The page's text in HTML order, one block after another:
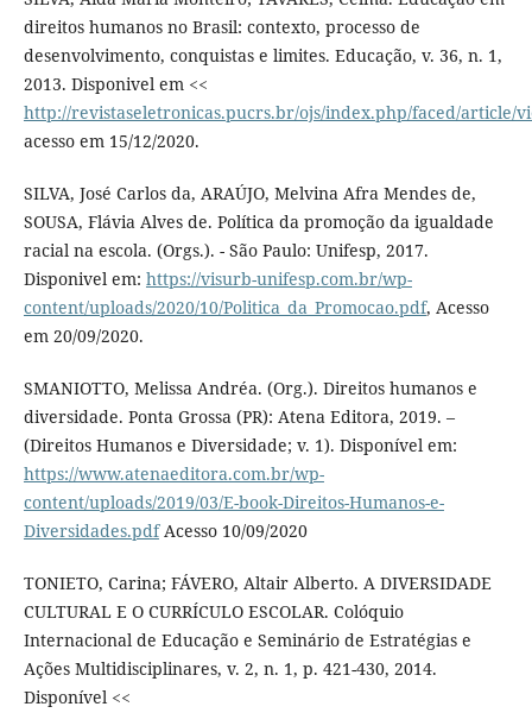
direitos humanos no Brasil: contexto, processo de
desenvolvimento, conquistas e limites. Educação, v. 36, n. 1,
2013. Disponivel em <<
http://revistaseletronicas.pucrs.br/ojs/index.php/faced/article/
acesso em 15/12/2020.
SILVA, José Carlos da, ARAÚJO, Melvina Afra Mendes de,
SOUSA, Flávia Alves de. Política da promoção da igualdade
racial na escola. (Orgs.). - São Paulo: Unifesp, 2017.
Disponivel em: https://visurb-unifesp.com.br/wp-
content/uploads/2020/10/Politica_da_Promocao.pdf, Acesso
em 20/09/2020.
SMANIOTTO, Melissa Andréa. (Org.). Direitos humanos e
diversidade. Ponta Grossa (PR): Atena Editora, 2019. –
(Direitos Humanos e Diversidade; v. 1). Disponível em:
https://www.atenaeditora.com.br/wp-
content/uploads/2019/03/E-book-Direitos-Humanos-e-
Diversidades.pdfAcesso 10/09/2020
TONIETO, Carina; FÁVERO, Altair Alberto. A DIVERSIDADE
CULTURAL E O CURRÍCULO ESCOLAR. Colóquio
Internacional de Educação e Seminário de Estratégias e
Ações Multidisciplinares, v. 2, n. 1, p. 421-430, 2014.
Disponível <<